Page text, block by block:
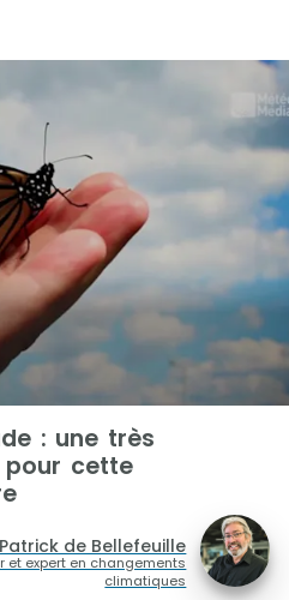
: une très
pour cette
Patrick de Bellefeuille
et expert en changements
climatiques